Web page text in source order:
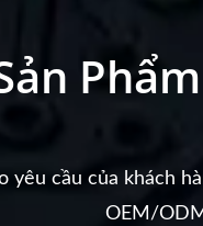
cầu của khách
OEM/